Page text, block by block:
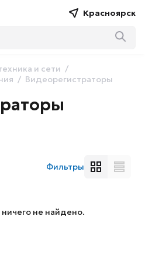
Красноярск
и сети
Видеорегистраторы
Фильтры
не найдено.